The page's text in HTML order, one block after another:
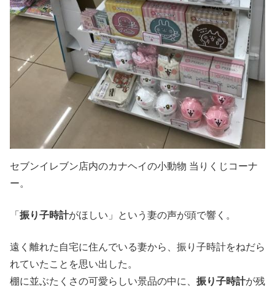
セブンイレブン店内のカナヘイの小動物 当りくじコーナ
ー。
「 振り子時計がほしい」という妻の声が頭で響く。
遠く離れた自宅に住んでいる妻から、振り子時計をねだら
れていたことを思い出した。
棚に並ぶたくさの可愛らしい景品の中に、 振り子時計が残